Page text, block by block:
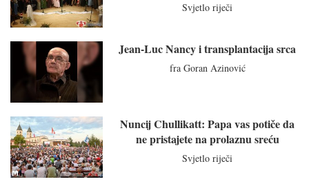
Svjetlo riječi
Jean-Luc Nancy i transplantacija srca
fra Goran Azinović
Nuncij Chullikatt: Papa vas potiče da
ne pristajete na prolaznu sreću
Svjetlo riječi